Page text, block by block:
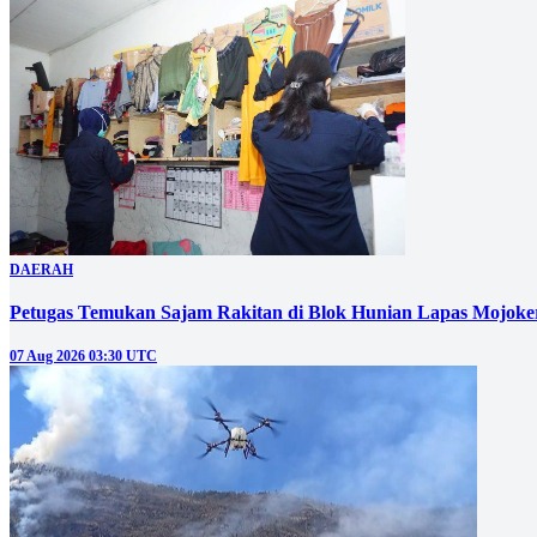
DAERAH
Petugas Temukan Sajam Rakitan di Blok Hunian Lapas
07 Aug 2026 03:30 UTC